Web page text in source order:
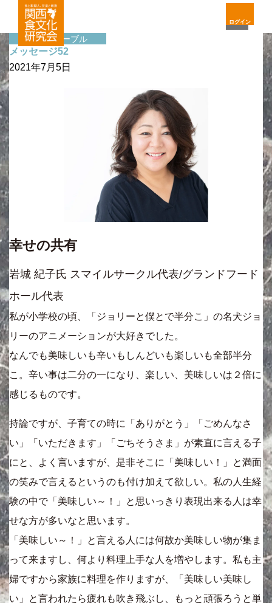
ログイン
サイドテーブル
メッセージ52
2021年7月5日
幸せの共有
岩城 紀子氏 スマイルサークル代表/グランドフード
ホール代表
私が小学校の頃、「ジョリーと僕とで半分こ」の名犬ジョ
リーのアニメーションが大好きでした。
なんでも美味しいも辛いもしんどいも楽しいも全部半分
こ。辛い事は二分の一になり、楽しい、美味しいは２倍に
感じるものです。
持論ですが、子育ての時に「ありがとう」「ごめんなさ
い」「いただきます」「ごちそうさま」が素直に言える子
にと、よく言いますが、是非そこに「美味しい！」と満面
の笑みで言えるというのも付け加えて欲しい。私の人生経
験の中で「美味しい～！」と思いっきり表現出来る人は幸
せな方が多いなと思います。
「美味しい～！」と言える人には何故か美味しい物が集ま
って来ますし、何より料理上手な人を増やします。私も主
婦ですから家族に料理を作りますが、「美味しい美味し
い」と言われたら疲れも吹き飛ぶし、もっと頑張ろうと単